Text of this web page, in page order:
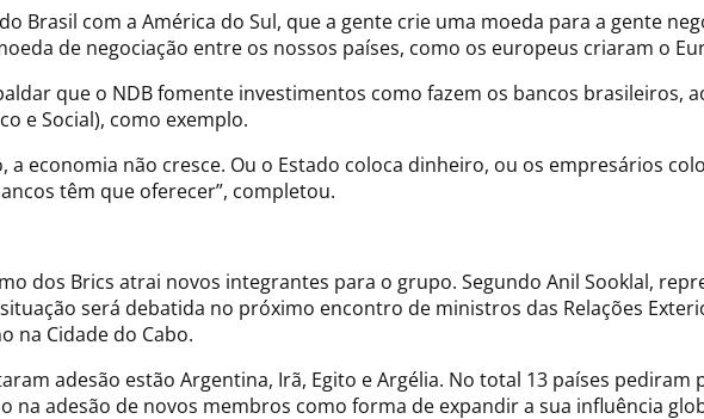
Brasil com a América do Sul, que a gente crie uma moeda para a gente
de negociação entre os nossos países, como os europeus criaram o
que o NDB fomente investimentos como fazem os bancos brasileiros,
e Social), como exemplo.
a economia não cresce. Ou o Estado coloca dinheiro, ou os empresários
têm que oferecer”, completou.
dos Brics atrai novos integrantes para o grupo. Segundo Anil Sooklal,
será debatida no próximo encontro de ministros das Relações
na Cidade do Cabo.
adesão estão Argentina, Irã, Egito e Argélia. No total 13 países
na adesão de novos membros como forma de expandir a sua influência